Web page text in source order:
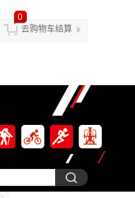
0
去购物车结算